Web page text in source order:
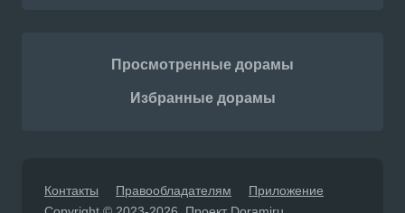
Просмотренные дорамы
Избранные дорамы
Контакты Правообладателям
Приложение